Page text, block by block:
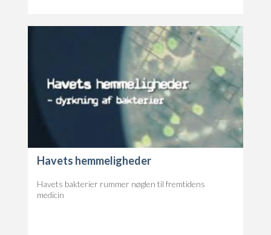
Havets hemmeligheder
Havets bakterier rummer nøglen til fremtidens
medicin